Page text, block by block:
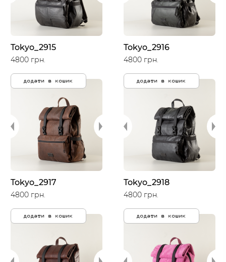
Tokyo_2915
4800 грн.
додати в кошик
Tokyo_2916
4800 грн.
додати в кошик
Tokyo_2917
4800 грн.
додати в кошик
Tokyo_2918
4800 грн.
додати в кошик